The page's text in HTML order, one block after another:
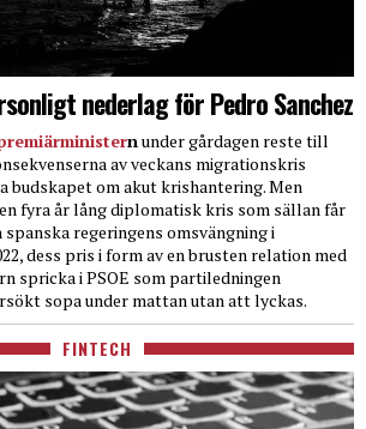
nederlag för Pedro Sanchez
nunder gårdagen reste till
av veckans migrationskris
budskapet om akut krishantering. Men
fyra år lång diplomatisk kris som sällan får
regeringens omsvängning i
dess pris i form av en brusten relation med
spricka i PSOE som partiledningen
sopa under mattan utan att lyckas.
FINTECH